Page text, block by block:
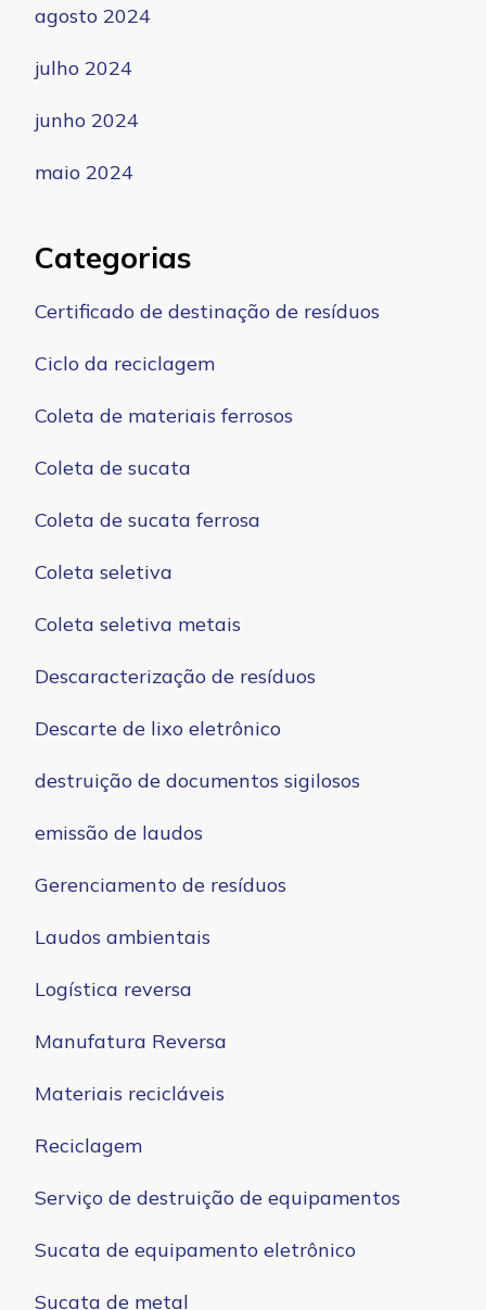
agosto 2024
julho 2024
junho 2024
maio 2024
Categorias
Certificado de destinação de resíduos
Ciclo da reciclagem
Coleta de materiais ferrosos
Coleta de sucata
Coleta de sucata ferrosa
Coleta seletiva
Coleta seletiva metais
Descaracterização de resíduos
Descarte de lixo eletrônico
destruição de documentos sigilosos
emissão de laudos
Gerenciamento de resíduos
Laudos ambientais
Logística reversa
Manufatura Reversa
Materiais recicláveis
Reciclagem
Serviço de destruição de equipamentos
Sucata de equipamento eletrônico
Sucata de metal